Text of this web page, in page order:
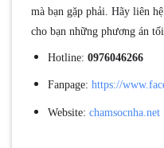
mà bạn gặp phải. Hãy liên
cho bạn những phương án
Hotline: 0976046266
Fanpage: https://
Website: chamsocnha.net